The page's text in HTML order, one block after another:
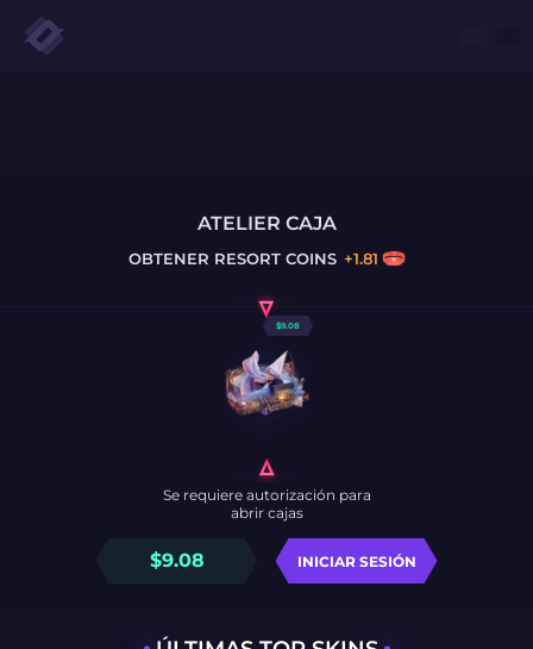
ATELIER CAJA
OBTENER RESORT COINS +1.81
$9.08
$9.08 INICIAR SESIÓN
Se requiere autorización para
abrir cajas